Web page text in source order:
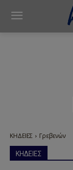
ΚΗΔΕΙΕΣ Γρεβενών
ΚΗΔΕΙΕΣ